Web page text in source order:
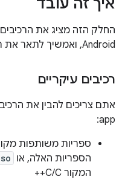
איך זה עובד
החלק הזה מציג את
Android, ואמשיך לתאר את תהליך הבנייה אריזה.
רכיבים עיקריים
אתם צריכים להבין את
app:
הספריות האלה, או
המקור C/C++